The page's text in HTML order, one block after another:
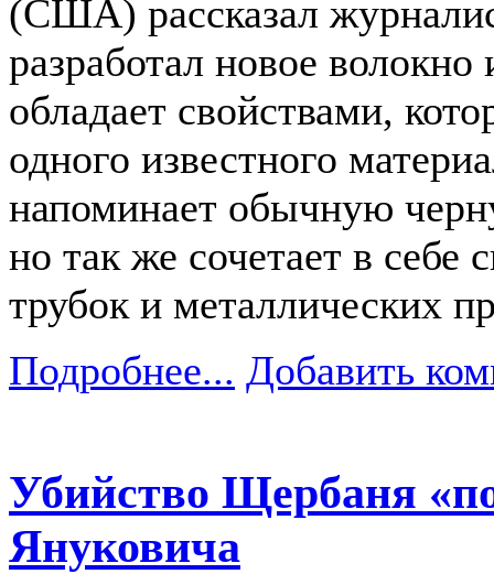
(США) рассказал
разработал новое
обладает свойствами,
одного известного
напоминает обычную
но так же сочетает в себе
трубок и металлических
Подробнее... Добавить
Убийство Щербаня
Януковича